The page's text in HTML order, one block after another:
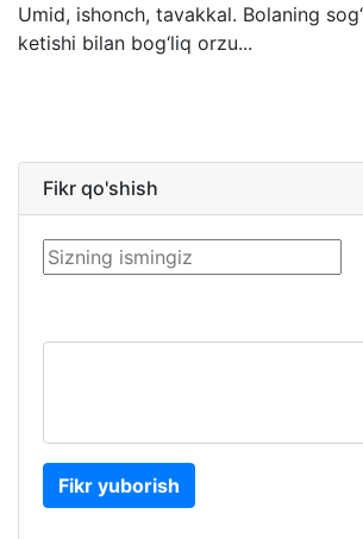
Umid, ishonch, tavakkal. Bolaning
ketishi bilan bog‘liq orzu...
Fikr qo'shish
Fikr yuborish